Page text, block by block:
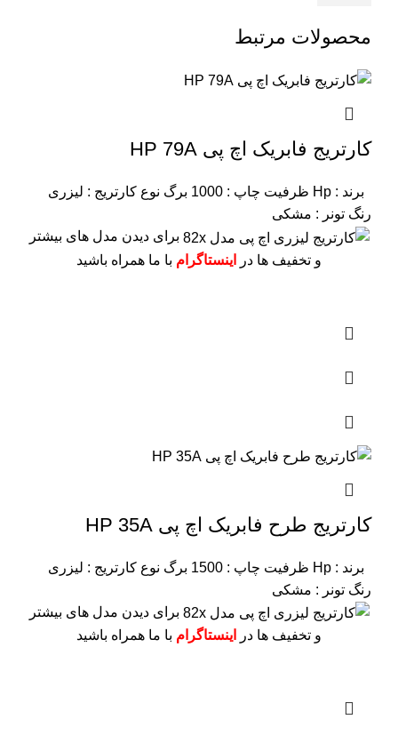
محصولات مرتبط
کارتریج فابریک اچ پی HP 79A
برند : Hp ظرفیت چاپ : 1000 برگ
نوع کارتریج : لیزری
رنگ تونر : مشکی
برای دیدن مدل های بیشتر
و تخفیف ها در
اینستاگرام با ما همراه باشید
کارتریج طرح فابریک اچ پی HP 35A
برند : Hp ظرفیت چاپ : 1500 برگ
نوع کارتریج : لیزری
رنگ تونر : مشکی
برای دیدن مدل های بیشتر
و تخفیف ها در
اینستاگرام با ما همراه باشید